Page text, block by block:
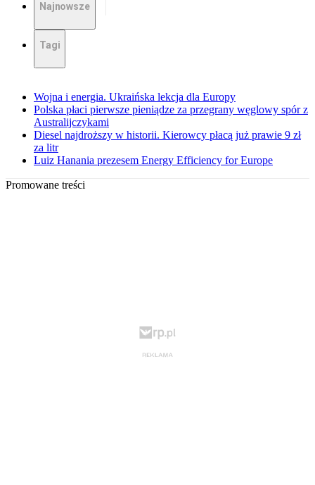
Najnowsze
Tagi
Wojna i energia. Ukraińska lekcja dla Europy
Polska płaci pierwsze pieniądze za przegrany węglowy spór z
Australijczykami
Diesel najdroższy w historii. Kierowcy płacą już prawie 9 zł
za litr
Luiz Hanania prezesem Energy Efficiency for Europe
Promowane treści